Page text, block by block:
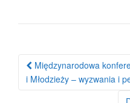
Nawigacja
po
Międzynarodowa
i Młodzieży – wyzwania i